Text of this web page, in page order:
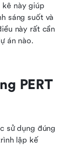
kê này giúp
sáng suốt và
này rất cần
án nào.
PERT
sử dụng đúng
lập kế